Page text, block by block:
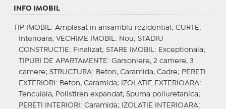
INFO IMOBIL
TIP IMOBIL : Amplasat in ansamblu rezidential; CURTE :
Interioara; VECHIME IMOBIL : Nou; STADIU
CONSTRUCTIE : Finalizat; STARE IMOBIL : Exceptionala;
TIPURI DE APARTAMENTE : Garsoniere, 2 camere, 3
camere; STRUCTURA: Beton, Caramida, Cadre; PERETI
EXTERIORI : Beton, Caramida; IZOLATIE EXTERIOARA:
Tencuiala, Polistiren expandat, Spuma poliuretanica;
PERETI INTERIORI : Caramida; IZOLATIE INTERIOARA: